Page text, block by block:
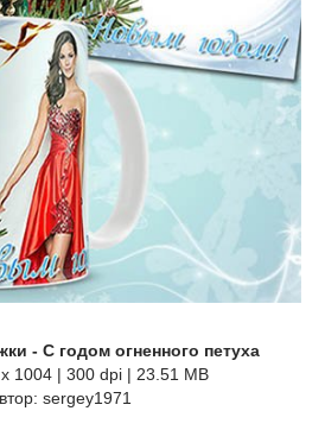
- С годом огненного петуха
1004 | 300 dpi | 23.51 MB
sergey1971